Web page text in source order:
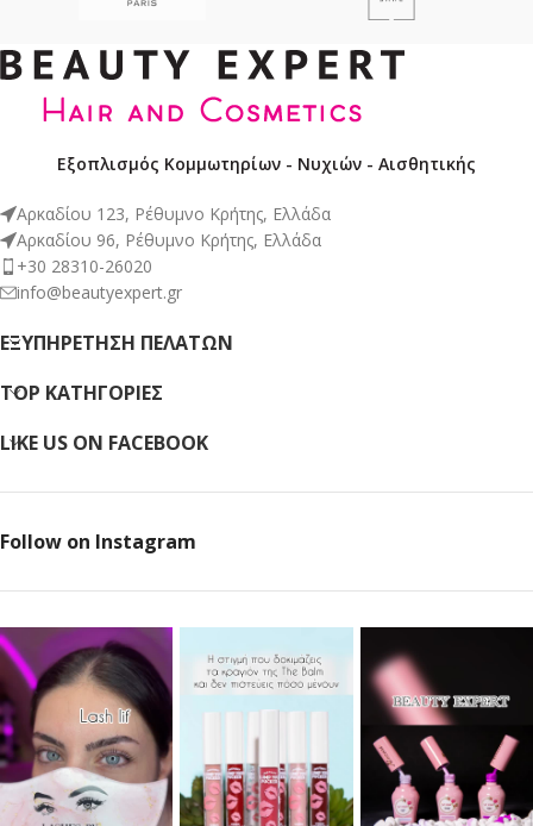
Εξοπλισμός Κομμωτηρίων - Νυχιών - Αισθητικής
Αρκαδίου 123, Ρέθυμνο Κρήτης, Ελλάδα
Αρκαδίου 96, Ρέθυμνο Κρήτης, Ελλάδα
+30 28310-26020
info@beautyexpert.gr
ΕΞΥΠΗΡΈΤΗΣΗ ΠΕΛΑΤΏΝ
TOP ΚΑΤΗΓΟΡΙΕΣ
LIKE US ON FACEBOOK
Follow on Instagram